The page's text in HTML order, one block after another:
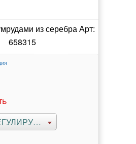
из серебра Арт:
658315
РЕГУЛИРУЕМЫЙ